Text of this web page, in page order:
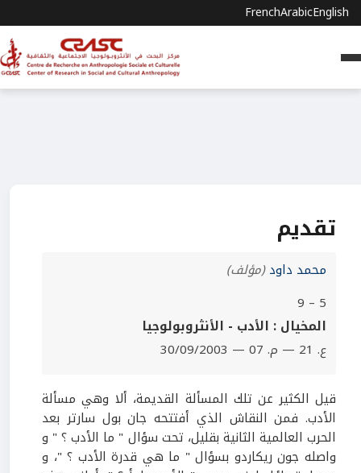
FrenchArabicEnglish
تقديم
محمد داود(مؤلف)
5 – 9
المخيال : الأدب - الأنثروبولوجيا
ع. 21 — م. 07 — 30/09/2003
قيل الكثير عن تلك المسألة القديمة، ألا وهي مسألة
الأدب. فمن النقاش الذي أفتتحه جان بول سارتر بعد
الحرب العالمية الثانية بقليل، تحت سؤال " ما الأدب ؟ " و
واصله جون ريكاردو بسؤال " ما هي قدرة الأدب ؟ "، و